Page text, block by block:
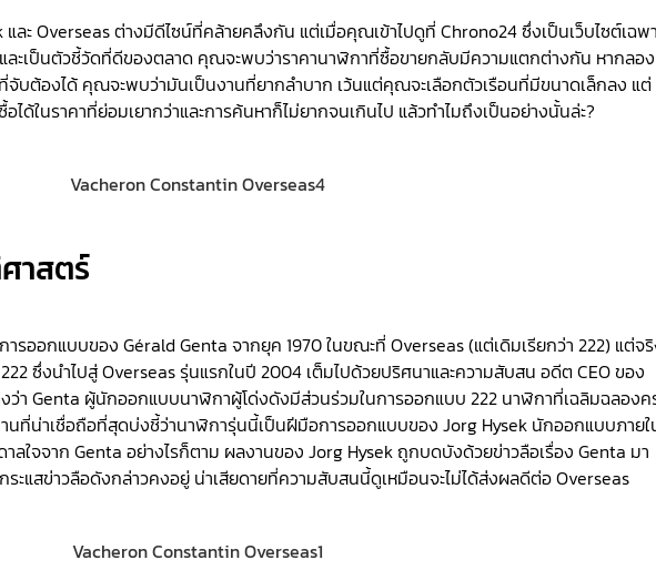
ละ Overseas ต่างมีดีไซน์ที่คล้ายคลึงกัน แต่เมื่อคุณเข้าไปดูที่ Chrono24 ซึ่งเป็นเว็บไซต์เฉพ
ละเป็นตัวชี้วัดที่ดีของตลาด คุณจะพบว่าราคานาฬิกาที่ซื้อขายกลับมีความแตกต่างกัน หากลอง
บต้องได้ คุณจะพบว่ามันเป็นงานที่ยากลำบาก เว้นแต่คุณจะเลือกตัวเรือนที่มีขนาดเล็กลง แต่
ด้ในราคาที่ย่อมเยากว่าและการค้นหาก็ไม่ยากจนเกินไป แล้วทำไมถึงเป็นอย่างนั้นล่ะ?
าสตร์
ารออกแบบของ Gérald Genta จากยุค 1970 ในขณะที่ Overseas (แต่เดิมเรียกว่า 222) แต่จ
ซึ่งนำไปสู่ Overseas รุ่นแรกในปี 2004 เต็มไปด้วยปริศนาและความสับสน อดีต CEO ของ
ว่า Genta ผู้นักออกแบบนาฬิกาผู้โด่งดังมีส่วนร่วมในการออกแบบ 222 นาฬิกาที่เฉลิมฉลองค
นที่น่าเชื่อถือที่สุดบ่งชี้ว่านาฬิการุ่นนี้เป็นฝีมือการออกแบบของ Jorg Hysek นักออกแบบภายใ
ใจจาก Genta อย่างไรก็ตาม ผลงานของ Jorg Hysek ถูกบดบังด้วยข่าวลือเรื่อง Genta มา
ะแสข่าวลือดังกล่าวคงอยู่ น่าเสียดายที่ความสับสนนี้ดูเหมือนจะไม่ได้ส่งผลดีต่อ Overseas